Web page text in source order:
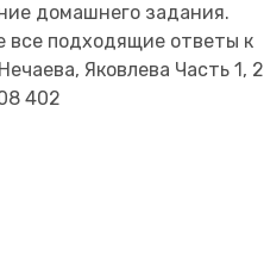
домашнего задания.
все подходящие ответы к
Яковлева Часть 1, 2
402